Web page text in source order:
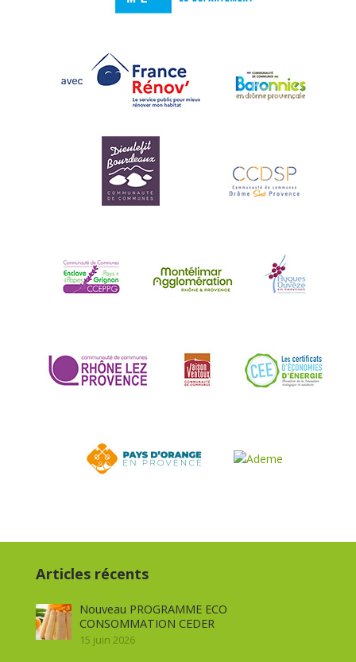
Articles récents
Nouveau PROGRAMME ECO
CONSOMMATION CEDER
15 juin 2026